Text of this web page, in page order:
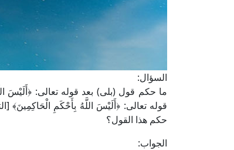
السؤال:
ما حكم قول (بلى) بعد قوله تعالى: ﴿أَلَيْسَ
حكم هذا القول؟
الجواب: